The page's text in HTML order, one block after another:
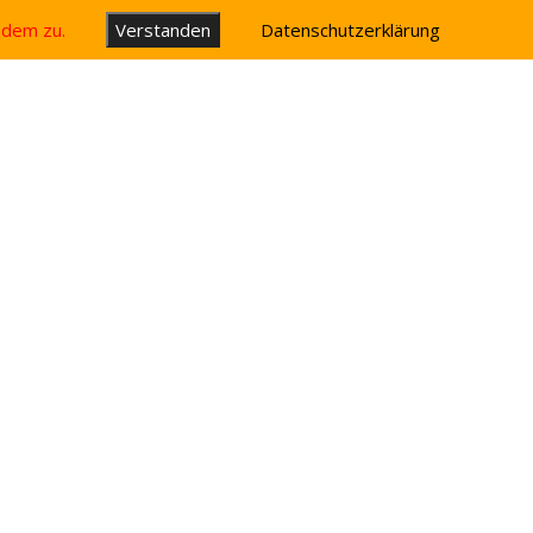
zu. Verstanden Datenschutzerklärung